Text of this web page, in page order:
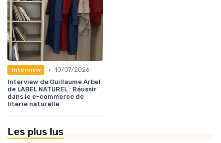
Interview • 10/07/2026
Interview de Guillaume Arbel
de LABEL NATUREL : Réussir
dans le e-commerce de
literie naturelle
Les plus lus